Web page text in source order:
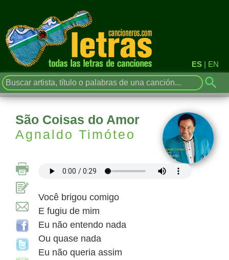
ES | EN
São Coisas do Amor
Agnaldo Timóteo
Você brigou comigo
E fugiu de mim
Eu não entendo nada
Ou quase nada
Eu não queria assim